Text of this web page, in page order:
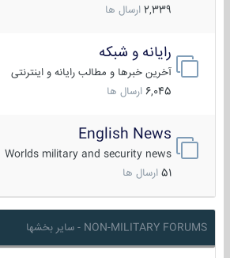
2,339 ارسال ها
رایانه و شبکه
آخرین خبرها و مطالب رایانه و اینترنتی
6,045 ارسال ها
English News
Worlds military and security news
51 ارسال ها
NON-MILITARY FORUMS - سایر بخشها